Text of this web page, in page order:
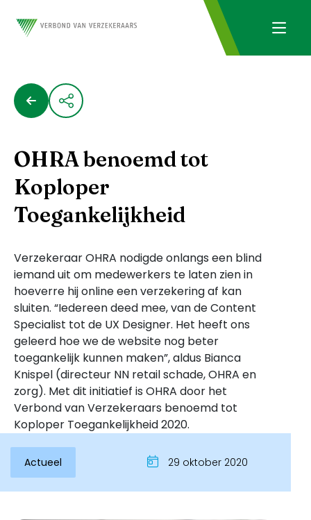
Inloggen
OHRA benoemd tot
Koploper
Toegankelijkheid
Verzekeraar OHRA nodigde onlangs een blind
iemand uit om medewerkers te laten zien in
hoeverre hij online een verzekering af kan
sluiten. “Iedereen deed mee, van de Content
Specialist tot de UX Designer. Het heeft ons
geleerd hoe we de website nog beter
toegankelijk kunnen maken”, aldus Bianca
Knispel (directeur NN retail schade, OHRA en
zorg). Met dit initiatief is OHRA door het
Verbond van Verzekeraars benoemd tot
Koploper Toegankelijkheid 2020.
Actueel 29 oktober 2020